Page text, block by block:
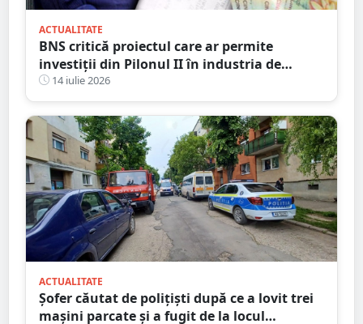
ACTUALITATE
BNS critică proiectul care ar permite
investiții din Pilonul II în industria de
apărare și cere retragerea acestuia
14 iulie 2026
ACTUALITATE
Șofer căutat de polițiști după ce a lovit trei
mașini parcate și a fugit de la locul